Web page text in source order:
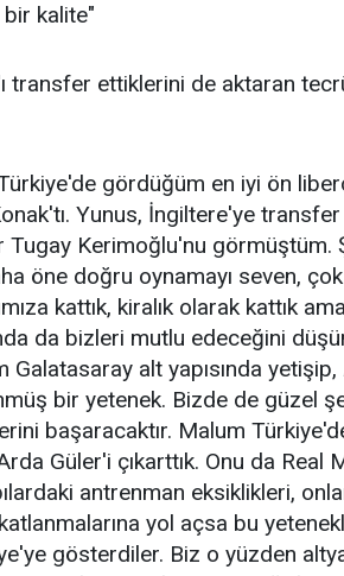
kalite"
transfer ettiklerini de aktaran
gördüğüm en iyi ön
Yunus, İngiltere'ye
Tugay Kerimoğlu'nu
öne doğru oynamayı seven,
kattık, kiralık olarak kattık
da bizleri mutlu edeceğini
Galatasaray alt yapısında
bir yetenek. Bizde de güzel
başaracaktır. Malum
Güler'i çıkarttık. Onu da Real
antrenman eksiklikleri,
yol açsa bu
gösterdiler. Biz o yüzden